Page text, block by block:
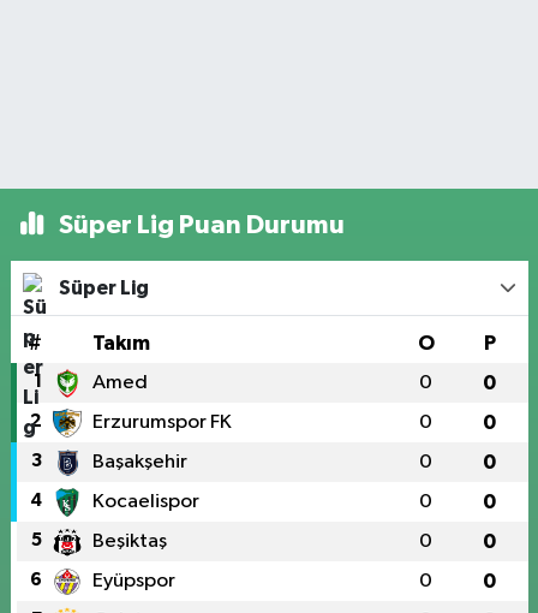
Süper Lig Puan Durumu
Süper Lig
# Takım O P
1 Amed 0 0
2 Erzurumspor FK 0 0
3 Başakşehir 0 0
4 Kocaelispor 0 0
5 Beşiktaş 0 0
6 Eyüpspor 0 0